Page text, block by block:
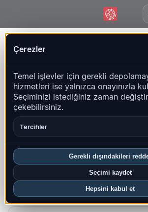
Çerezler
Temel işlevler için gerekli
hizmetleri ise yalnızca onayınızla
Seçiminizi istediğiniz zaman
çekebilirsiniz.
Tercihler
Gerekli dışındakileri
Seçimi kaydet
Hepsini kabul et
QuakeMap24
Canlı harita, istatistikler ve son olaylar
Geçmiş haritasını aç
Genel bakış Harita Son Grafikler
Bu ayki depremler
0